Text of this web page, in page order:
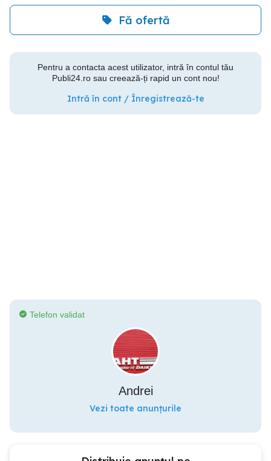
Fă ofertă
Pentru a contacta acest utilizator, intră în contul tău
Publi24.ro sau creează-ți rapid un cont nou!
Intră în cont / Înregistrează-te
Telefon validat
Andrei
Vezi toate anunțurile